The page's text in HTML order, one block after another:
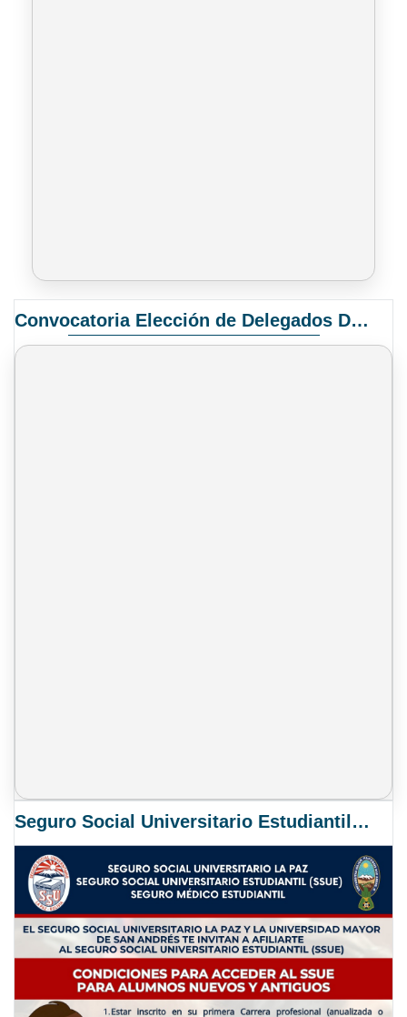
Convocatoria Elección de Delegados Docentes para el XIV Congreso Nacional de Universidades
Seguro Social Universitario Estudiantil SSUE